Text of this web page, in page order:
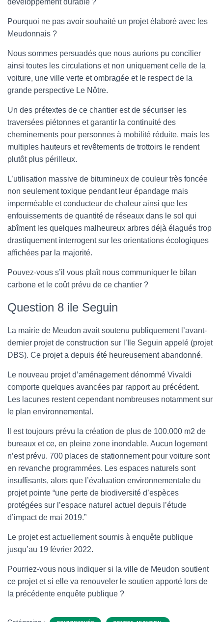
développement durable ?
Pourquoi ne pas avoir souhaité un projet élaboré avec les
Meudonnais ?
Nous sommes persuadés que nous aurions pu concilier
ainsi toutes les circulations et non uniquement celle de la
voiture, une ville verte et ombragée et le respect de la
grande perspective Le Nôtre.
Un des prétextes de ce chantier est de sécuriser les
traversées piétonnes et garantir la continuité des
cheminements pour personnes à mobilité réduite, mais les
multiples hauteurs et revêtements de trottoirs le rendent
plutôt plus périlleux.
L’utilisation massive de bitumineux de couleur très foncée
non seulement toxique pendant leur épandage mais
imperméable et conducteur de chaleur ainsi que les
enfouissements de quantité de réseaux dans le sol qui
abîment les quelques malheureux arbres déjà élagués trop
drastiquement interrogent sur les orientations écologiques
affichées par la majorité.
Pouvez-vous s’il vous plaît nous communiquer le bilan
carbone et le coût prévu de ce chantier ?
Question 8 ile Seguin
La mairie de Meudon avait soutenu publiquement l’avant-
dernier projet de construction sur l’Ile Seguin appelé (projet
DBS). Ce projet a depuis été heureusement abandonné.
Le nouveau projet d’aménagement dénommé Vivaldi
comporte quelques avancées par rapport au précédent.
Les lacunes restent cependant nombreuses notamment sur
le plan environnemental.
Il est toujours prévu la création de plus de 100.000 m2 de
bureaux et ce, en pleine zone inondable. Aucun logement
n’est prévu. 700 places de stationnement pour voiture sont
en revanche programmées. Les espaces naturels sont
insuffisants, alors que l’évaluation environnementale du
projet pointe “une perte de biodiversité d’espèces
protégées sur l’espace naturel actuel depuis l’étude
d’impact de mai 2019.”
Le projet est actuellement soumis à enquête publique
jusqu’au 19 février 2022.
Pourriez-vous nous indiquer si la ville de Meudon soutient
ce projet et si elle va renouveler le soutien apporté lors de
la précédente enquête publique ?